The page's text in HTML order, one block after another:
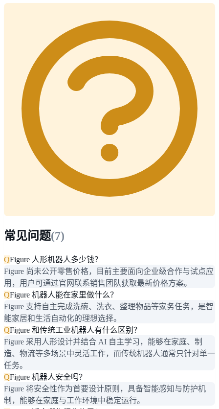
常见问题(7)
QFigure 人形机器人多少钱？
Figure 尚未公开零售价格，目前主要面向企业级合作与试点应
用，用户可通过官网联系销售团队获取最新价格方案。
QFigure 机器人能在家里做什么？
Figure 支持自主完成洗碗、洗衣、整理物品等家务任务，是智
能家居和生活自动化的理想选择。
QFigure 和传统工业机器人有什么区别？
Figure 采用人形设计并结合 AI 自主学习，能够在家庭、制
造、物流等多场景中灵活工作，而传统机器人通常只针对单一
任务。
QFigure 机器人安全吗？
Figure 将安全性作为首要设计原则，具备智能感知与防护机
制，能够在家庭与工作环境中稳定运行。